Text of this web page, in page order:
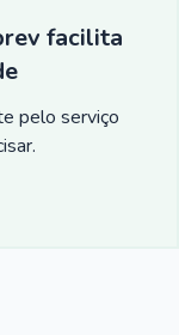
facilita
pelo serviço